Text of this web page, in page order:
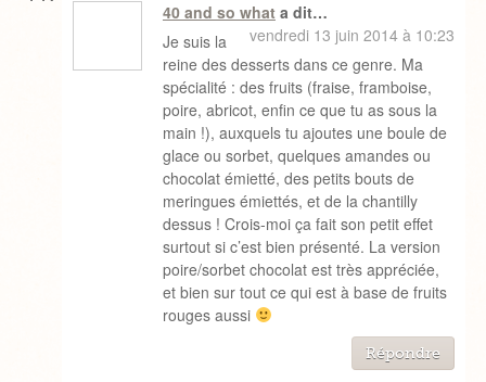
40 and so whata dit…
vendredi 13 juin 2014 à 10:23
Je suis la
reine des desserts dans ce genre. Ma
spécialité : des fruits (fraise, framboise,
poire, abricot, enfin ce que tu as sous la
main !), auxquels tu ajoutes une boule de
glace ou sorbet, quelques amandes ou
chocolat émietté, des petits bouts de
meringues émiettés, et de la chantilly
dessus ! Crois-moi ça fait son petit effet
surtout si c’est bien présenté. La version
poire/sorbet chocolat est très appréciée,
et bien sur tout ce qui est à base de fruits
rouges aussi
Répondre